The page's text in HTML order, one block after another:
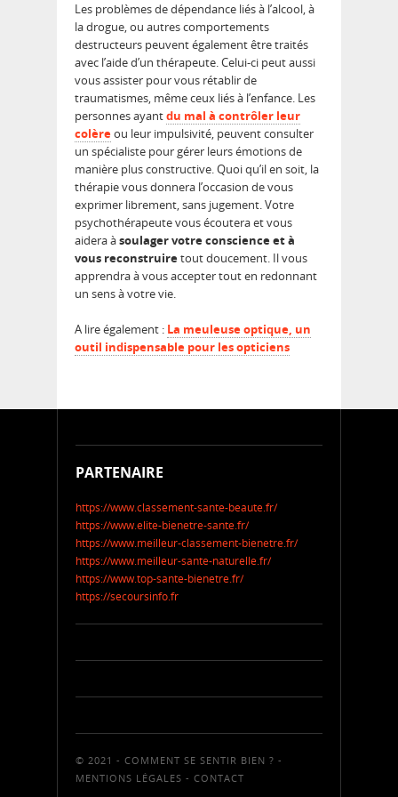
Les problèmes de dépendance liés à l’alcool, à
la drogue, ou autres comportements
destructeurs peuvent également être traités
avec l’aide d’un thérapeute. Celui-ci peut aussi
vous assister pour vous rétablir de
traumatismes, même ceux liés à l’enfance. Les
personnes ayantdu mal à contrôler leur
colèreou leur impulsivité, peuvent consulter
un spécialiste pour gérer leurs émotions de
manière plus constructive. Quoi qu’il en soit, la
thérapie vous donnera l’occasion de vous
exprimer librement, sans jugement. Votre
psychothérapeute vous écoutera et vous
aidera àsoulager votre conscience et à
vous reconstruiretout doucement. Il vous
apprendra à vous accepter tout en redonnant
un sens à votre vie.
A lire également : La meuleuse optique, un
outil indispensable pour les opticiens
PARTENAIRE
https://www.classement-sante-beaute.fr/
https://www.elite-bienetre-sante.fr/
https://www.meilleur-classement-bienetre.fr/
https://www.meilleur-sante-naturelle.fr/
https://www.top-sante-bienetre.fr/
https://secoursinfo.fr
© 2021 - COMMENT SE SENTIR BIEN ? -
MENTIONS LÉGALES - CONTACT